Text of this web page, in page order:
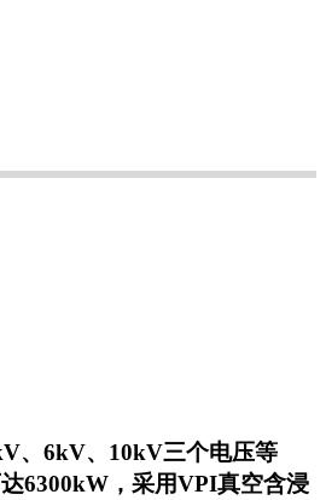
、6kV、10kV三个电压等
6300kW，采用VPI真空含浸